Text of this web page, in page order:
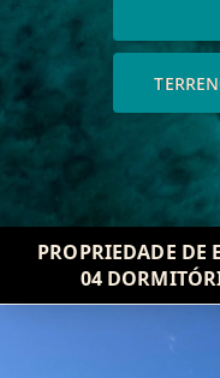
PROPRIEDADE
04